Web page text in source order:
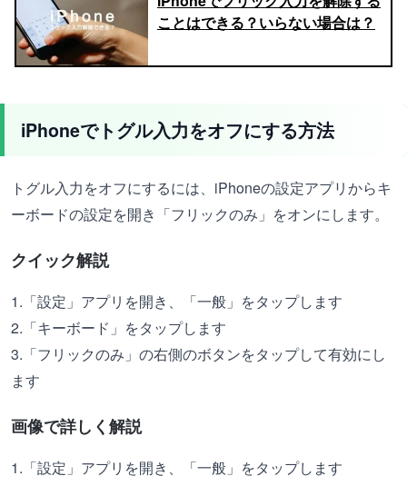
ことはできる？いらない場合は？
iPhoneでトグル入力をオフにする方法
トグル入力をオフにするには、iPhoneの設定アプリからキ
ーボードの設定を開き「フリックのみ」をオンにします。
クイック解説
1.「設定」アプリを開き、「一般」をタップします
2.「キーボード」をタップします
3.「フリックのみ」の右側のボタンをタップして有効にし
ます
画像で詳しく解説
1.「設定」アプリを開き、「一般」をタップします